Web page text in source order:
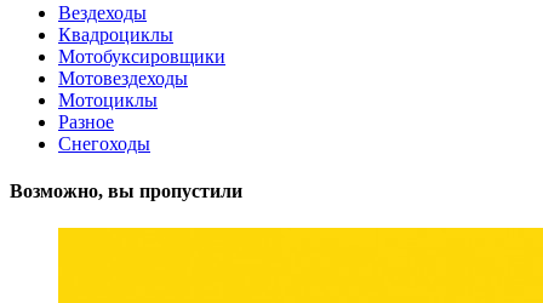
Вездеходы
Квадроциклы
Мотобуксировщики
Мотовездеходы
Мотоциклы
Разное
Снегоходы
Возможно, вы пропустили